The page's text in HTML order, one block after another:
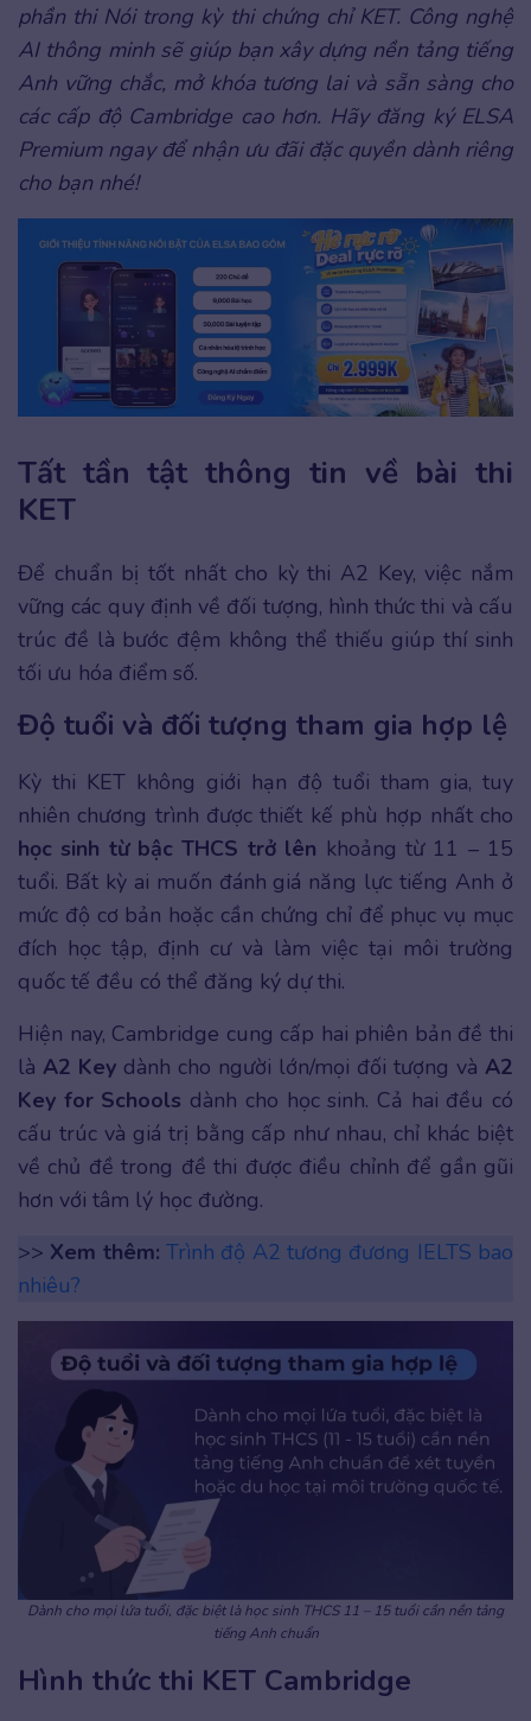
phần thi Nói trong kỳ thi chứng chỉ KET. Công nghệ
AI thông minh sẽ giúp bạn xây dựng nền tảng tiếng
Anh vững chắc, mở khóa tương lai và sẵn sàng cho
các cấp độ Cambridge cao hơn. Hãy đăng ký ELSA
Premium ngay để nhận ưu đãi đặc quyền dành riêng
cho bạn nhé!
Tất tần tật thông tin về bài thi
KET
Để chuẩn bị tốt nhất cho kỳ thi A2 Key, việc nắm
vững các quy định về đối tượng, hình thức thi và cấu
trúc đề là bước đệm không thể thiếu giúp thí sinh
tối ưu hóa điểm số.
Độ tuổi và đối tượng tham gia hợp lệ
Kỳ thi KET không giới hạn độ tuổi tham gia, tuy
nhiên chương trình được thiết kế phù hợp nhất cho
học sinh từ bậc THCS trở lên khoảng từ 11 – 15
tuổi. Bất kỳ ai muốn đánh giá năng lực tiếng Anh ở
mức độ cơ bản hoặc cần chứng chỉ để phục vụ mục
đích học tập, định cư và làm việc tại môi trường
quốc tế đều có thể đăng ký dự thi.
Hiện nay, Cambridge cung cấp hai phiên bản đề thi
là A2 Key dành cho người lớn/mọi đối tượng và A2
Key for Schools dành cho học sinh. Cả hai đều có
cấu trúc và giá trị bằng cấp như nhau, chỉ khác biệt
về chủ đề trong đề thi được điều chỉnh để gần gũi
hơn với tâm lý học đường.
>> Xem thêm: Trình độ A2 tương đương IELTS bao
nhiêu?
Dành cho mọi lứa tuổi, đặc biệt là học sinh THCS 11 – 15 tuổi cần nền tảng
tiếng Anh chuẩn
Hình thức thi KET Cambridge